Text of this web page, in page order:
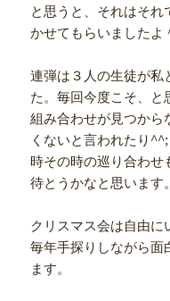
と思うと、それはそ
かせてもらいましたよ
連弾は３人の生徒が私
た。毎回今度こそ、と
組み合わせが見つから
くないと言われたり
時その時の巡り合わせ
待とうかなと思います。
クリスマス会は自由に
毎年手探りしながら面
ます。